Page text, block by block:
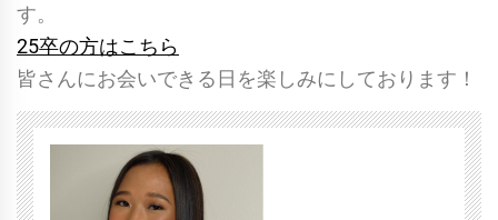
す。
25卒の方はこちら
皆さんにお会いできる日を楽しみにしております！